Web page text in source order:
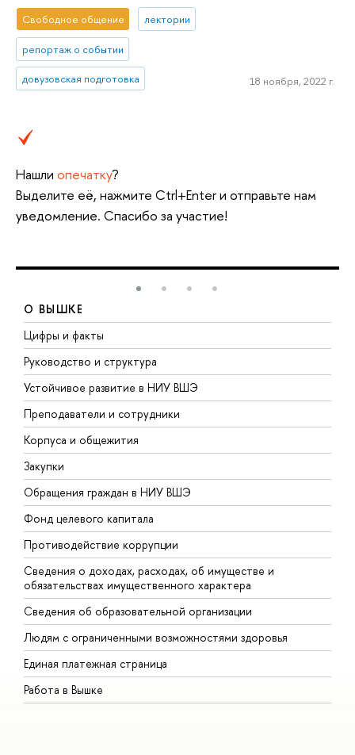
Свободное общение лектории
репортаж о событии
довузовская подготовка 18 ноября, 2022 г.
Нашли опечатку?
Выделите её, нажмите Ctrl+Enter и отправьте нам
уведомление. Спасибо за участие!
О ВЫШКЕ
Цифры и факты
Руководство и структура
Устойчивое развитие в НИУ ВШЭ
Преподаватели и сотрудники
Корпуса и общежития
Закупки
Обращения граждан в НИУ ВШЭ
Фонд целевого капитала
Противодействие коррупции
Сведения о доходах, расходах, об имуществе и
обязательствах имущественного характера
Сведения об образовательной организации
Людям с ограниченными возможностями здоровья
Единая платежная страница
Работа в Вышке